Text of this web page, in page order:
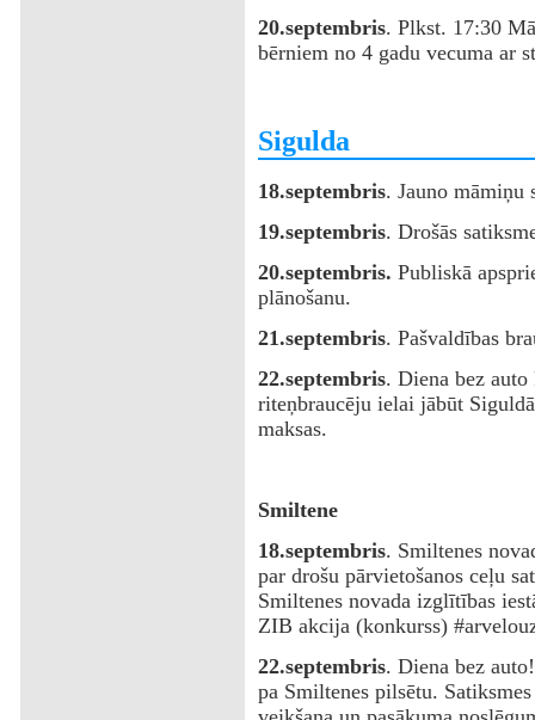
20.septembris. Plkst. 17:30
bērniem no 4 gadu vecuma ar
‌Sigulda
18.septembris. Jauno māmiņu
19.septembris. Drošās
20.septembris. Publiskā
plānošanu.
21.septembris. Pašvaldības
22.septembris. Diena bez
riteņbraucēju ielai jābūt
maksas.
Smiltene
‌18.septembris. Smiltenes
par drošu pārvietošanos ceļu
Smiltenes novada izglītības
ZIB akcija (konkurss)
22.septembris. Diena bez
pa Smiltenes pilsētu.